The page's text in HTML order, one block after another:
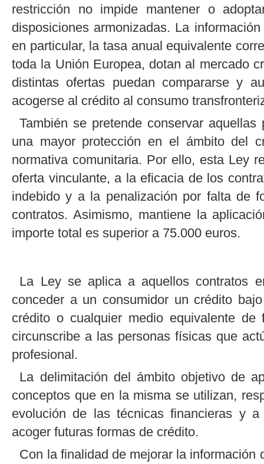
restricción no impide mantener o
disposiciones armonizadas. La
en particular, la tasa anual equivalente
toda la Unión Europea, dotan al mercado
distintas ofertas puedan compararse y
acogerse al crédito al consumo
También se pretende conservar
una mayor protección en el ámbito del
normativa comunitaria. Por ello, esta Ley
oferta vinculante, a la eficacia de los
indebido y a la penalización por falta de
contratos. Asimismo, mantiene la
importe total es superior a 75.000 euros.
La Ley se aplica a aquellos contratos
conceder a un consumidor un crédito
crédito o cualquier medio equivalente de
circunscribe a las personas físicas que
profesional.
La delimitación del ámbito objetivo de
conceptos que en la misma se utilizan,
evolución de las técnicas financieras y
acoger futuras formas de crédito.
Con la finalidad de mejorar la